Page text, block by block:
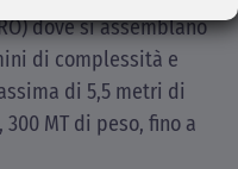
dove si assemblano
di complessità e
di 5,5 metri di
MT di peso, fino a